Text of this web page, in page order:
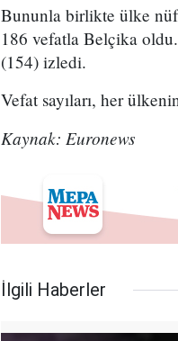
Bununla birlikte ülke
186 vefatla Belçika
(154) izledi.
Vefat sayıları, her
Kaynak: Euronews
İlgili Haberler